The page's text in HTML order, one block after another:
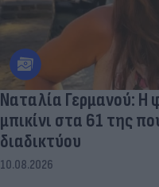
Ναταλία Γερμανού:
μπικίνι στα 61 της
διαδικτύου
10.08.2026